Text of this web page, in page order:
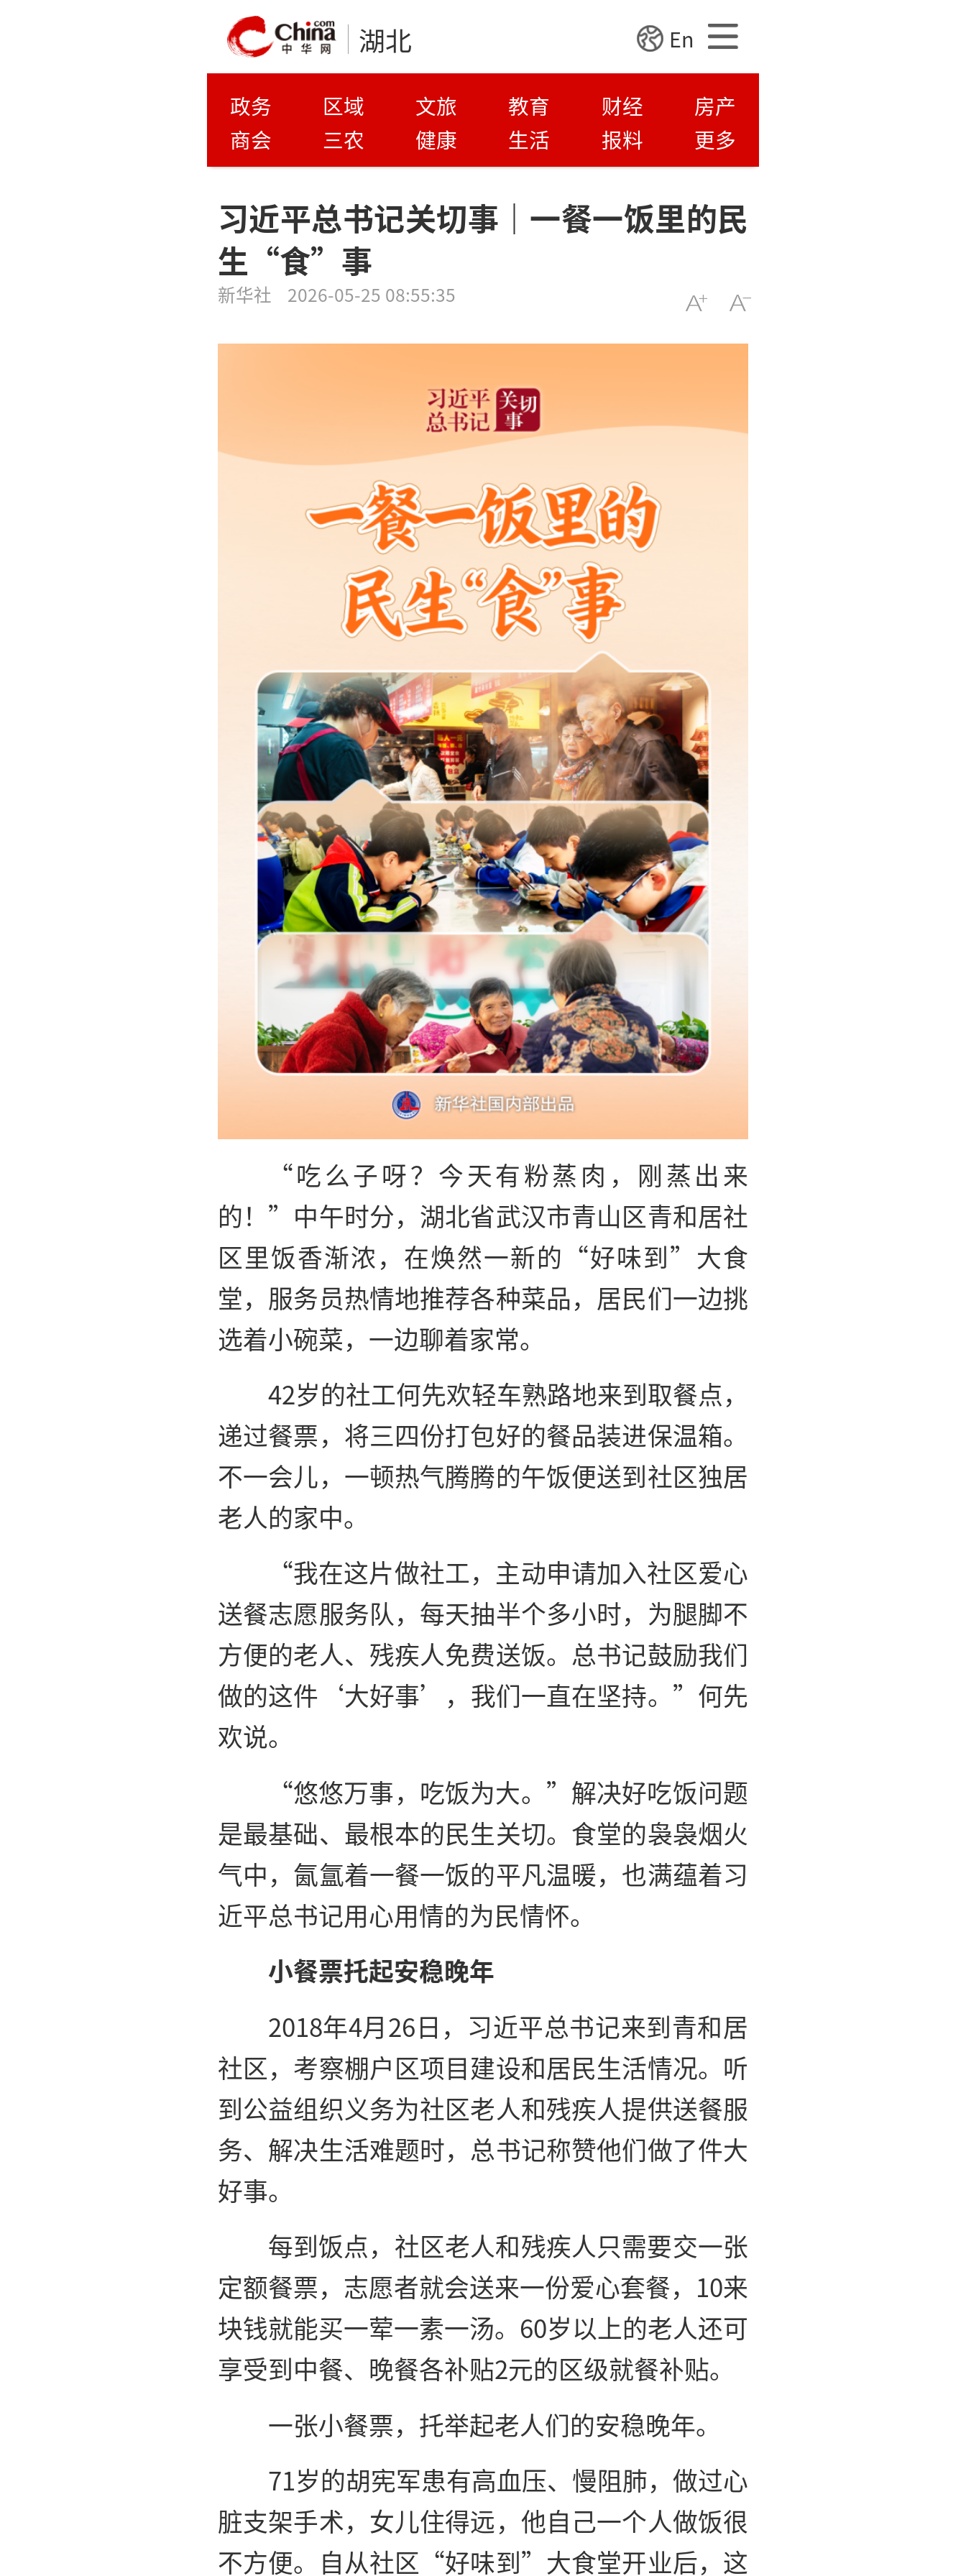
湖北 En
政务 区域 文旅 教育 财经
房产
商会
三农 健康 生活 报料 更多
习近平总书记关切事｜一餐一饭里的民
生“食”事
新华社 2026-05-25 08:55:35
“吃么子呀？今天有粉蒸肉，刚蒸出来
的！”中午时分，湖北省武汉市青山区青和居社
区里饭香渐浓，在焕然一新的“好味到”大食
堂，服务员热情地推荐各种菜品，居民们一边挑
选着小碗菜，一边聊着家常。
42岁的社工何先欢轻车熟路地来到取餐点，
递过餐票，将三四份打包好的餐品装进保温箱。
不一会儿，一顿热气腾腾的午饭便送到社区独居
老人的家中。
“我在这片做社工，主动申请加入社区爱心
送餐志愿服务队，每天抽半个多小时，为腿脚不
方便的老人、残疾人免费送饭。总书记鼓励我们
做的这件‘大好事’，我们一直在坚持。”何先
欢说。
“悠悠万事，吃饭为大。”解决好吃饭问题
是最基础、最根本的民生关切。食堂的袅袅烟火
气中，氤氲着一餐一饭的平凡温暖，也满蕴着习
近平总书记用心用情的为民情怀。
小餐票托起安稳晚年
2018年4月26日，习近平总书记来到青和居
社区，考察棚户区项目建设和居民生活情况。听
到公益组织义务为社区老人和残疾人提供送餐服
务、解决生活难题时，总书记称赞他们做了件大
好事。
每到饭点，社区老人和残疾人只需要交一张
定额餐票，志愿者就会送来一份爱心套餐，10来
块钱就能买一荤一素一汤。60岁以上的老人还可
享受到中餐、晚餐各补贴2元的区级就餐补贴。
一张小餐票，托举起老人们的安稳晚年。
71岁的胡宪军患有高血压、慢阻肺，做过心
脏支架手术，女儿住得远，他自己一个人做饭很
不方便。自从社区“好味到”大食堂开业后，这